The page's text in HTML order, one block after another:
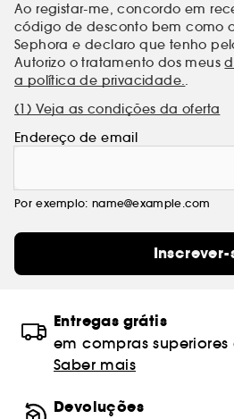
Ao registar-me, concordo em
código de desconto bem como
Sephora e declaro que tenho
Autorizo o tratamento dos meus
a política de privacidade..
(1) Veja as condições da oferta
Endereço de email
Por exemplo: name@example.com
Inscrever-
Entregas grátis
em compras superiores
Saber mais
Devoluções